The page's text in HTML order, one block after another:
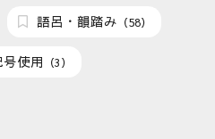
語呂・韻踏み （58）
号使用 （3）